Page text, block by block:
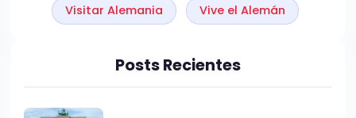
Visitar Alemania Vive el Alemán
Posts Recientes